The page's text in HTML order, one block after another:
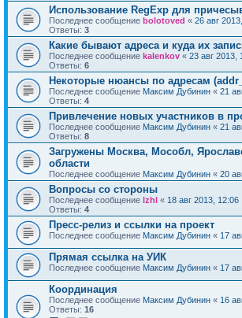
Использование RegExp для
Последнее сообщение bolotoved « 26 авг
Ответы: 3
Какие бывают адреса и куда их
Последнее сообщение kalenkov « 23 авг 2013,
Ответы: 6
Некоторые нюансы по адресам
Последнее сообщение Максим Дубинин « 21
Ответы: 4
Привлечение новых участников в
Последнее сообщение Максим Дубинин « 21
Ответы: 8
Загружены Москва, Мособл,
области
Последнее сообщение Максим Дубинин « 20
Вопросы со стороны
Последнее сообщение lzhl « 18 авг 2013, 12:06
Ответы: 4
Пресс-релиз и ссылки на проект
Последнее сообщение Максим Дубинин « 17
Прямая ссылка на УИК
Последнее сообщение Максим Дубинин « 17
Координация
Последнее сообщение Максим Дубинин « 16
Ответы: 16